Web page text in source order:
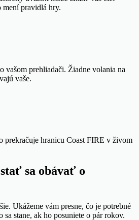
mení pravidlá hry.
vašom prehliadači. Žiadne volania na
vaše.
prekračuje hranicu Coast FIRE v živom
sa obávať o
Ukážeme vám presne, čo je potrebné
stane, ak ho posuniete o pár rokov.